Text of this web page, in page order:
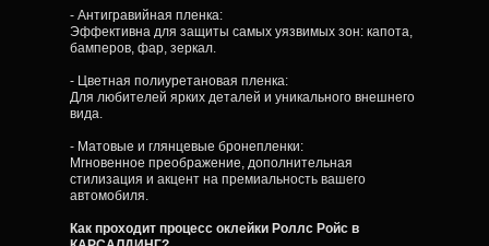
- Антигравийная пленка:
Эффективна для защиты самых уязвимых зон: капота,
бамперов, фар, зеркал.
- Цветная полиуретановая пленка:
Для любителей ярких деталей и уникального внешнего
вида.
- Матовые и глянцевые бронепленки:
Мгновенное преображение, дополнительная
стилизация и акцент на премиальность вашего
автомобиля.
Как проходит процесс оклейки Роллс Ройс в